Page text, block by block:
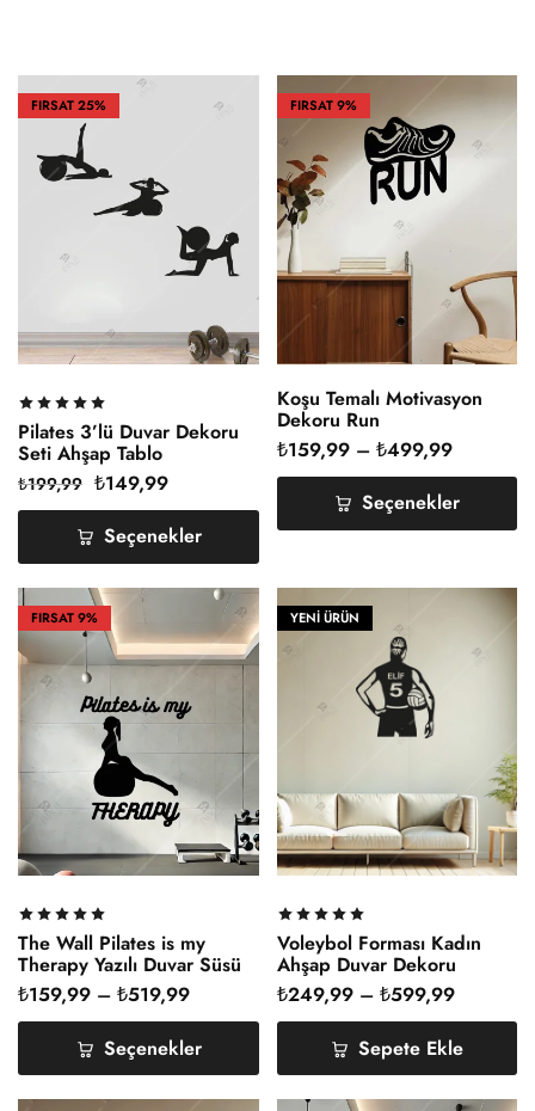
FIRSAT25%
Pilates 3’lü Duvar Dekoru
Seti Ahşap Tablo
₺199,99 ₺149,99
Seçenekler
FIRSAT9%
Koşu Temalı Motivasyon
Dekoru Run
₺159,99 – ₺499,99
Seçenekler
FIRSAT9%
The Wall Pilates is my
Therapy Yazılı Duvar Süsü
Dekoru Spor
₺159,99 – ₺519,99
Seçenekler
YENİ ÜRÜN
Voleybol Forması Kadın
Ahşap Duvar Dekoru
Kişileştirilebilir
₺249,99 – ₺599,99
Sepete Ekle